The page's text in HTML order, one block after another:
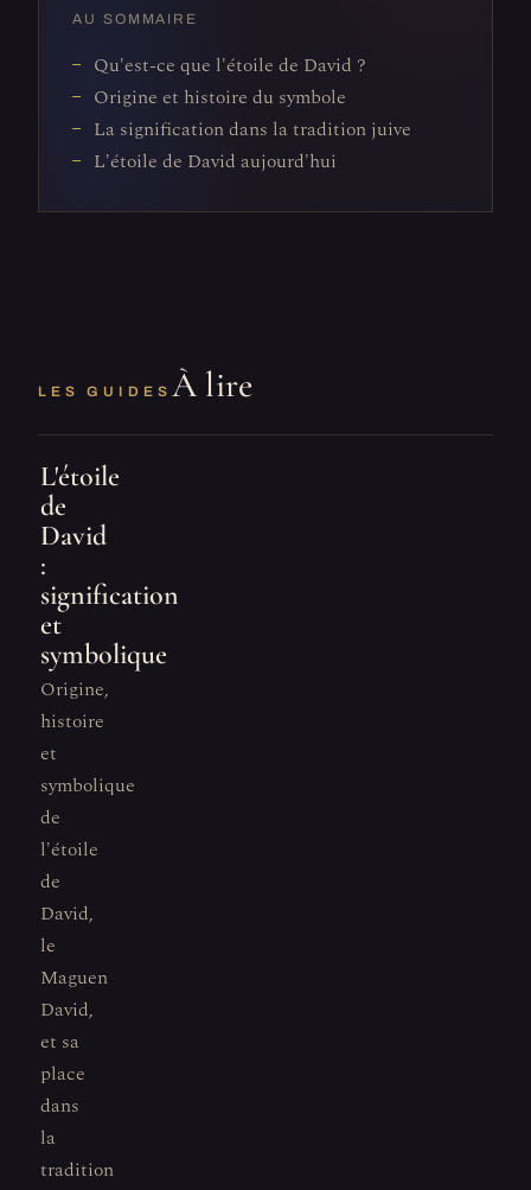
AU SOMMAIRE
Qu'est-ce que l'étoile de David ?
Origine et histoire du symbole
La signification dans la tradition juive
L'étoile de David aujourd'hui
LES GUIDES À lire
L'étoile
de
David
:
signification
et
symbolique
Origine,
histoire
et
symbolique
de
l'étoile
de
David,
le
Maguen
David,
et sa
place
dans
la
tradition